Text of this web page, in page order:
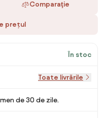
Comparaţie
prețul
În stoc
Toate livrările
de 30 de zile.